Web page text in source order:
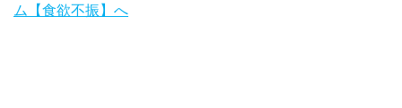
ム【食欲不振】へ